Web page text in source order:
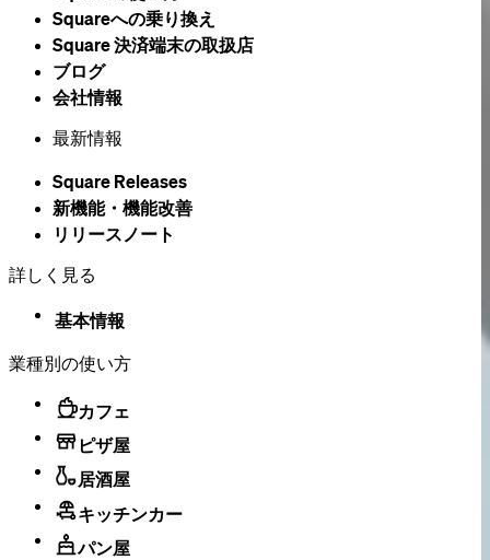
Squareへの乗り換え
Square 決済端末の​取扱店
ブログ
会社情報
最新情報
Square Releases
新機能・機能改善
リリースノート
詳しく見る
基本情報
業種別の使い方
カフェ
ピザ屋
居酒屋
キッチンカー
パン屋